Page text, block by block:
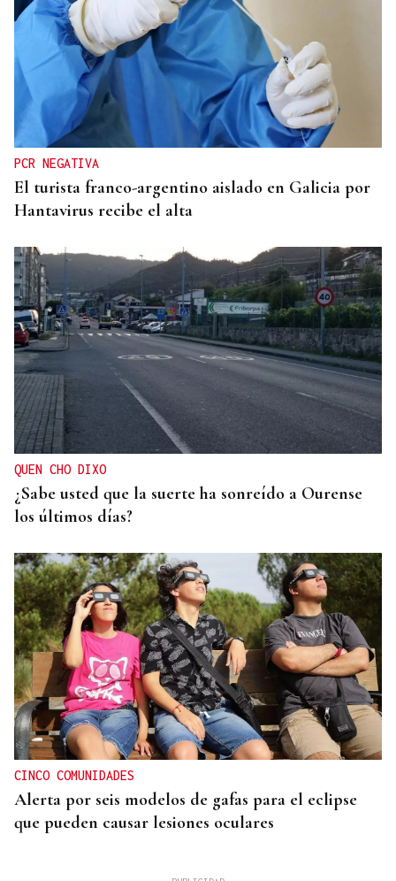
1.800 HECTÁREAS
Detenido un vecino de Monterrei como presunto
autor del incendio de Vilar de Cervos
PCR NEGATIVA
El turista franco-argentino aislado en Galicia por
Hantavirus recibe el alta
QUEN CHO DIXO
¿Sabe usted que la suerte ha sonreído a Ourense
los últimos días?
CINCO COMUNIDADES
Alerta por seis modelos de gafas para el eclipse
que pueden causar lesiones oculares